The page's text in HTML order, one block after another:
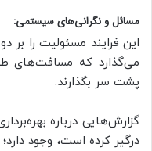
مسائل و نگرانی‌های سیستمی:
این فرایند مسئولیت را
می‌گذارد که مسافت‌های
پشت سر بگذارند.
گزارش‌هایی درباره
درگیر کرده است، وجود